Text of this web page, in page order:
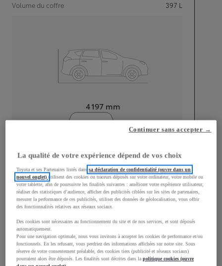
Volume du coffre
397 L
4 197 mm
Largeur
1 765mm
Consommation mixte
Consommation mixte 4,4 L/100 km
Émissions CO2
101g/km
La qualité de votre expérience dépend de vos choix
Toyota et ses Partenaires listés danssa déclaration de confidentialité (ouvre dans un
nouvel onglet)utilisent des cookies ou traceurs déposés sur votre ordinateur, votre mobile ou
votre tablette, afin de poursuivre les finalités suivantes : améliorer votre expérience utilisateur,
réaliser des statistiques d’audience, afficher des publicités ciblées sur les sites de partenaires,
mesurer la performance de ces publicités, utiliser des données de géolocalisation, vous offrir
des fonctionnalités relatives aux réseaux sociaux.
Des cookies sont nécessaires au fonctionnement du site et de nos services, et sont déposés
automatiquement.
Pour une navigation optimale, nous vous invitons à accepter les cookies de performance et/ou
fonctionnels. En les refusant, vous perdriez des informations affichées sur notre site. Sous
réserve de votre consentement préalable, des cookies tiers (publicité et réseaux sociaux)
pourraient alors être déposés. Les finalités sont décrites dans lapolitique cookies (ouvre
Continuer sans accepter →